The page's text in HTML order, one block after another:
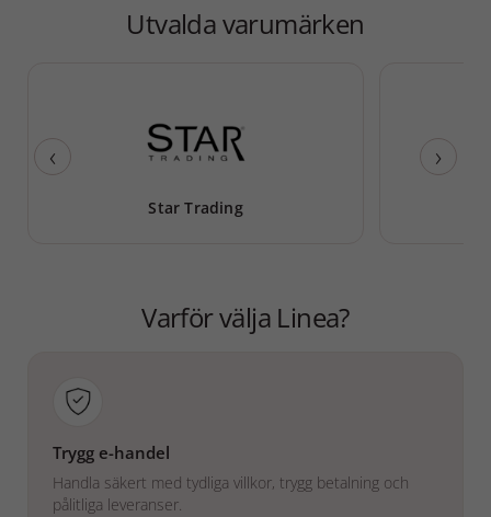
Utvalda varumärken
‹
Star Trading
›
Varför välja Linea?
Trygg e-handel
Handla säkert med tydliga villkor, trygg betalning och
pålitliga leveranser.